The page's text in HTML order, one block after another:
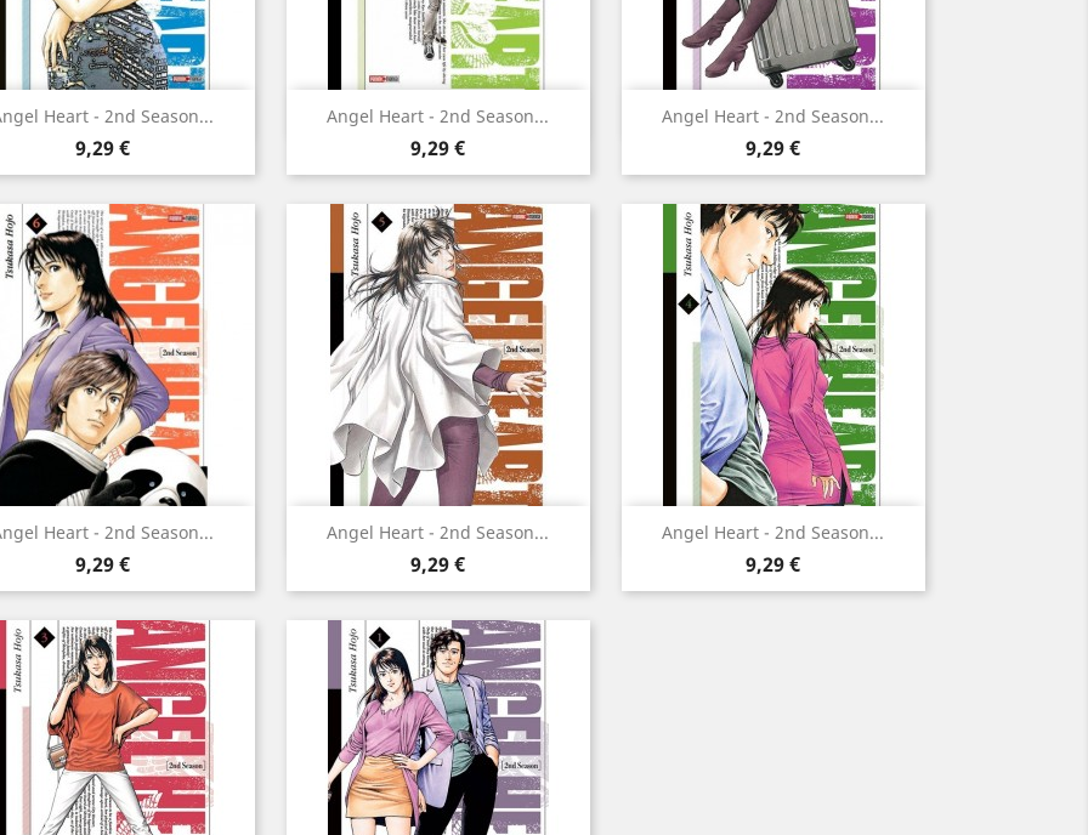
Heart - 2nd Season...
Prix
9,29 €
Aperçu rapide Angel Heart - 2nd Season...
Prix
9,29 €
Aperçu rapide Angel Heart - 2nd Season...
Prix
9,29 €
Aperçu rapide
Heart - 2nd Season...
Prix
9,29 €
Aperçu rapide Angel Heart - 2nd Season...
Prix
9,29 €
Aperçu rapide Angel Heart - 2nd Season...
Prix
9,29 €
Aperçu rapide